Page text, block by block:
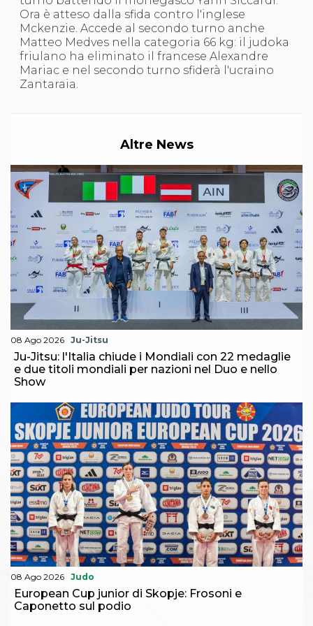
S'istrumpa
News
Calendario Attività
Difesa Personale MGA
La disciplina
News
Cookies Accept
Newsletter
Catalogo formativo
Webinar
Corsi Monotematici
Corsi di Specializzazione
Corsi FIJLKAM-FISDIR
Corsi Preparatore Fisico
Edutraining class - Didattica infantile
Corso dirigenti sportivi
Corso Direttore di Gara
Abilitazioni
Sportello Fiscale
Modulistica
FAQ
Sostenibilità
Documenti
Ora è atteso dalla sfida contro l'inglese
Mckenzie. Accede al secondo turno anche
Matteo Medves nella categoria 66 kg: il judoka
friulano ha eliminato il francese Alexandre
Mariac e nel secondo turno sfiderà l'ucraino
Zantaraia.
Altre News
08 Ago 2026 Ju-Jitsu
Ju-Jitsu: l'Italia chiude i Mondiali con 22 medaglie
e due titoli mondiali per nazioni nel Duo e nello
Show
08 Ago 2026 Judo
European Cup junior di Skopje: Frosoni e
Caponetto sul podio